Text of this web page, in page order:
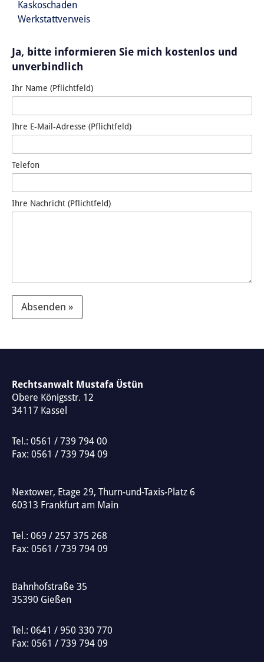
Kaskoschaden
Werkstattverweis
Ja, bitte informieren Sie mich kostenlos und
unverbindlich
Ihr Name (Pflichtfeld)
Ihre E-Mail-Adresse (Pflichtfeld)
Telefon
Ihre Nachricht (Pflichtfeld)
Absenden »
e
r
n
t
v
e
Rechtsanwalt Mustafa Üstün
Obere Königsstr. 12
34117 Kassel
Tel.: 0561 / 739 794 00
Fax: 0561 / 739 794 09
Nextower, Etage 29, Thurn-und-Taxis-Platz 6
60313 Frankfurt am Main
Tel.: 069 / 257 375 268
Fax: 0561 / 739 794 09
Bahnhofstraße 35
35390 Gießen
Tel.: 0641 / 950 330 770
Fax: 0561 / 739 794 09